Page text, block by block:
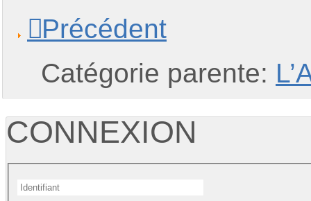
Précédent
Catégorie parente:
CONNEXION